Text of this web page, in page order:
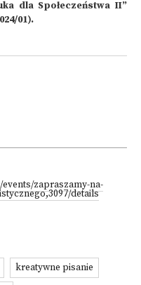
dla Społeczeństwa II”
01).
zapraszamy-na-
details
kreatywne pisanie